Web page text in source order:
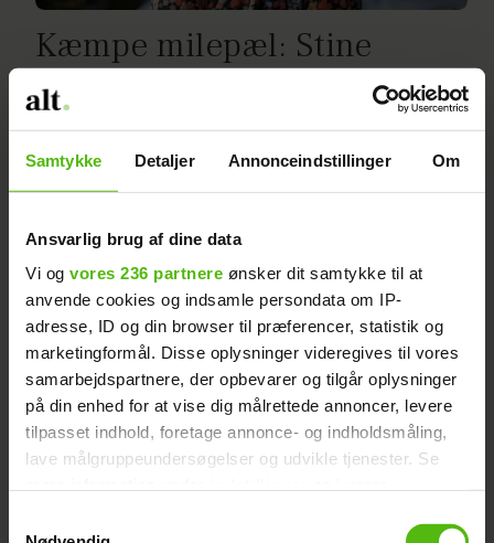
Samtykke Detaljer Annonceindstillinger Om
Ansvarlig brug af dine data
Vi og vores 236 partnere ønsker dit samtykke til at
anvende cookies og indsamle persondata om IP-
adresse, ID og din browser til præferencer, statistik og
marketingformål. Disse oplysninger videregives til vores
samarbejdspartnere, der opbevarer og tilgår oplysninger
på din enhed for at vise dig målrettede annoncer, levere
tilpasset indhold, foretage annonce- og indholdsmåling,
lave målgruppeundersøgelser og udvikle tjenester. Se
tilbage eller ændre indstillinger fra vores
Kæmpe milepæl: Stine
Kailow afslører stor nyhed
Her kan du nyde
sensommeren med kunst og
god kaffe